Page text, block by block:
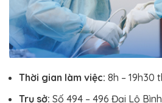
Thời gian làm việc: 8h – 19h30
Trụ sở: Số 494 – 496 Đại Lộ